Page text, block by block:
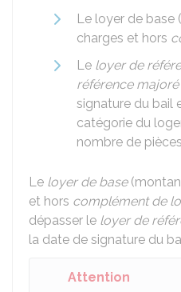
Le loyer de base
charges et hors
Le loyer de
référence majoré
signature du bail
catégorie du
nombre de
Le loyer de base
et hors complément de
dépasser le loyer de
la date de signature du
Attention